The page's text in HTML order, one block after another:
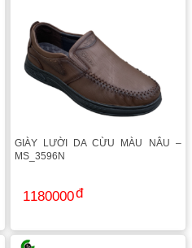
GIÀY LƯỜI DA CỪU MÀU NÂU –
MS_3596N
1180000